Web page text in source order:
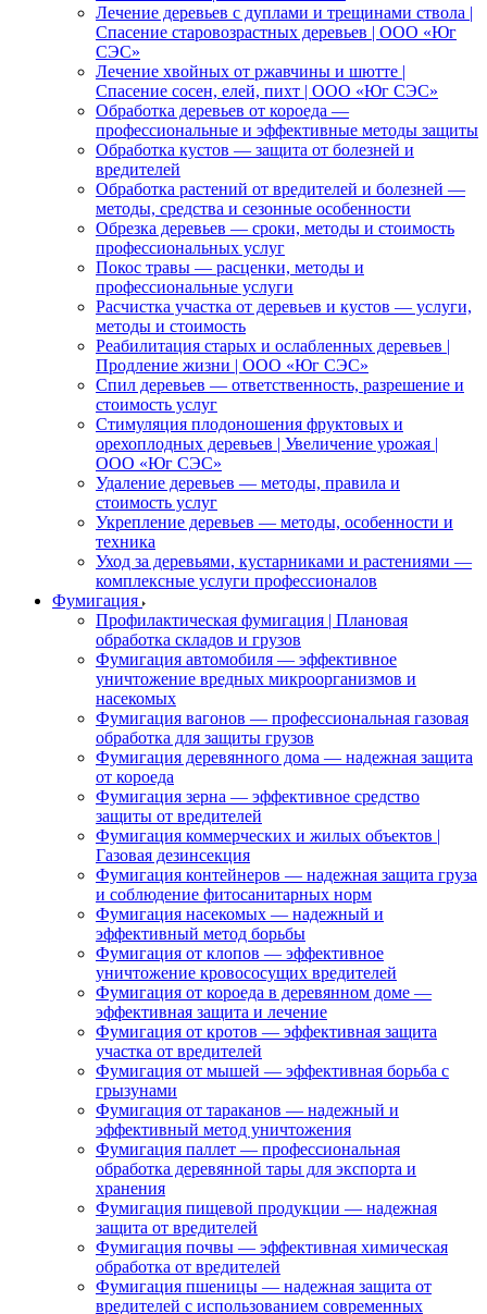
Лечение деревьев с дуплами и трещинами ствола |
Спасение старовозрастных деревьев | ООО «Юг
СЭС»
Лечение хвойных от ржавчины и шютте |
Спасение сосен, елей, пихт | ООО «Юг СЭС»
Обработка деревьев от короеда —
профессиональные и эффективные методы защиты
Обработка кустов — защита от болезней и
вредителей
Обработка растений от вредителей и болезней —
методы, средства и сезонные особенности
Обрезка деревьев — сроки, методы и стоимость
профессиональных услуг
Покос травы — расценки, методы и
профессиональные услуги
Расчистка участка от деревьев и кустов — услуги,
методы и стоимость
Реабилитация старых и ослабленных деревьев |
Продление жизни | ООО «Юг СЭС»
Спил деревьев — ответственность, разрешение и
стоимость услуг
Стимуляция плодоношения фруктовых и
орехоплодных деревьев | Увеличение урожая |
ООО «Юг СЭС»
Удаление деревьев — методы, правила и
стоимость услуг
Укрепление деревьев — методы, особенности и
техника
Уход за деревьями, кустарниками и растениями —
комплексные услуги профессионалов
Фумигация
Профилактическая фумигация | Плановая
обработка складов и грузов
Фумигация автомобиля — эффективное
уничтожение вредных микроорганизмов и
насекомых
Фумигация вагонов — профессиональная газовая
обработка для защиты грузов
Фумигация деревянного дома — надежная защита
от короеда
Фумигация зерна — эффективное средство
защиты от вредителей
Фумигация коммерческих и жилых объектов |
Газовая дезинсекция
Фумигация контейнеров — надежная защита груза
и соблюдение фитосанитарных норм
Фумигация насекомых — надежный и
эффективный метод борьбы
Фумигация от клопов — эффективное
уничтожение кровососущих вредителей
Фумигация от короеда в деревянном доме —
эффективная защита и лечение
Фумигация от кротов — эффективная защита
участка от вредителей
Фумигация от мышей — эффективная борьба с
грызунами
Фумигация от тараканов — надежный и
эффективный метод уничтожения
Фумигация паллет — профессиональная
обработка деревянной тары для экспорта и
хранения
Фумигация пищевой продукции — надежная
защита от вредителей
Фумигация почвы — эффективная химическая
обработка от вредителей
Фумигация пшеницы — надежная защита от
вредителей с использованием современных